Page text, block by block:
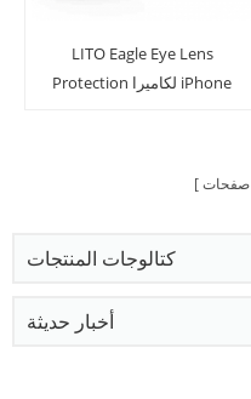
LITO Eagle Eye Lens
Protection لكاميرا iPhone
صفحات
كتالوجات المنتجات
أخبار حديثة